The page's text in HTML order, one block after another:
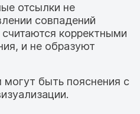
отсылки не
совпадений
корректными
и не образуют
быть пояснения с